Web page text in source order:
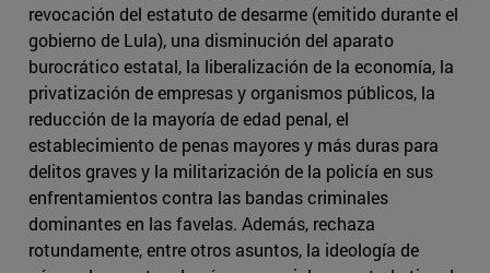
revocación del estatuto de desarme (emitido durante el
gobierno de Lula), una disminución del aparato
burocrático estatal, la liberalización de la economía, la
privatización de empresas y organismos públicos, la
reducción de la mayoría de edad penal, el
establecimiento de penas mayores y más duras para
delitos graves y la militarización de la policía en sus
enfrentamientos contra las bandas criminales
dominantes en las favelas. Además, rechaza
rotundamente, entre otros asuntos, la ideología de